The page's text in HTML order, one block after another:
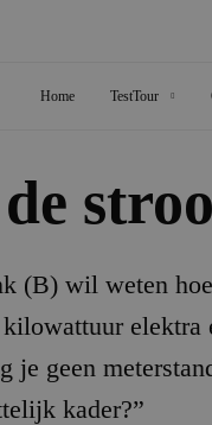
Home TestTour
(B) wil weten
geen
kader?”